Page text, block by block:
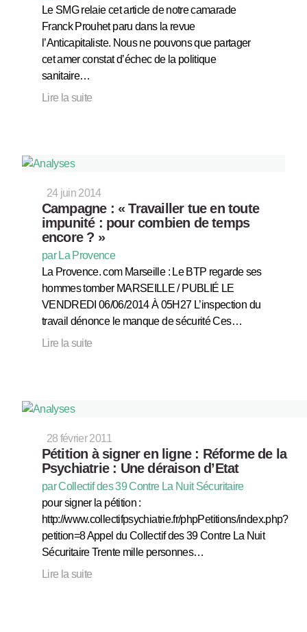
Le SMG relaie cet article de notre camarade
Franck Prouhet paru dans la revue
l’Anticapitaliste. Nous ne pouvons que partager
cet amer constat d’échec de la politique
sanitaire…
Lire la suite
24 juin 2014
Campagne : « Travailler tue en toute
impunité : pour combien de temps
encore ? »
par La Provence
La Provence. com Marseille : Le BTP regarde ses
hommes tomber MARSEILLE / PUBLIÉ LE
VENDREDI 06/06/2014 À 05H27 L’inspection du
travail dénonce le manque de sécurité Ces…
Lire la suite
28 février 2011
Pétition à signer en ligne : Réforme de la
Psychiatrie : Une déraison d’Etat
par Collectif des 39 Contre La Nuit Sécuritaire
pour signer la pétition :
http://www.collectifpsychiatrie.fr/phpPetitions/index.php?
petition=8 Appel du Collectif des 39 Contre La Nuit
Sécuritaire Trente mille personnes…
Lire la suite